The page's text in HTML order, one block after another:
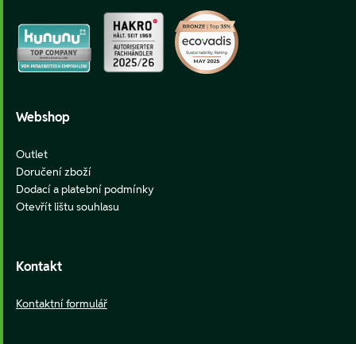
Webshop
Outlet
Doručení zboží
Dodací a platební podmínky
Otevřít lištu souhlasu
Kontakt
Kontaktní formulář